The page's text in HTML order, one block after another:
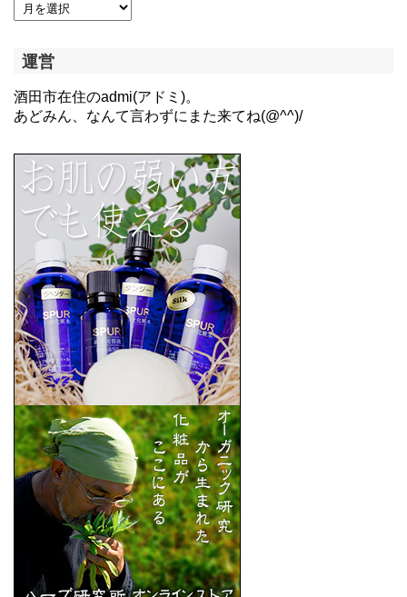
運営
酒田市在住のadmi(アドミ)。
あどみん、なんて言わずにまた来てね(@^^)/